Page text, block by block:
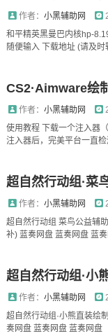
作者： 小黑辅助网
和平精英黑曼巴内核hp-
随便输入 下载地址 (请及时
CS2·Aimware绘
作者： 小黑辅助网
使用教程 下载一个注入器
注入器后，完美平台一直
超自然行动组·菜
作者： 小黑辅助网
超自然行动组 菜鸟公益辅
补) 蓝奏网盘 蓝奏网盘 蓝
超自然行动组·小
作者： 小黑辅助网
超自然行动组·小熊直装绘
奏网盘 蓝奏网盘 蓝奏网盘